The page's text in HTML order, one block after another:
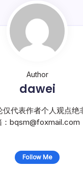
Author
dawei
代表作者个人观点
bqsm@foxmail.com
Follow Me